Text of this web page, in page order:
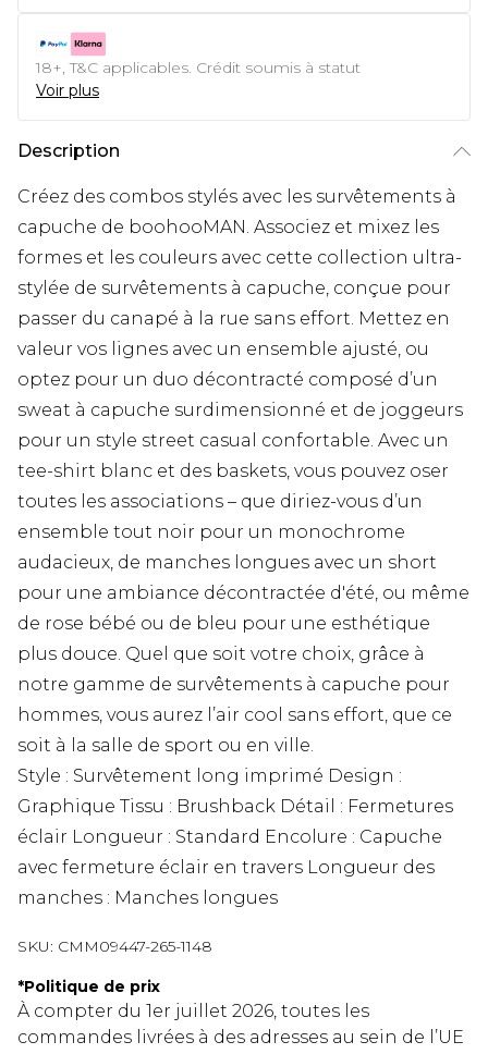
18+, T&C applicables. Crédit soumis à statut
Voir plus
Description
Créez des combos stylés avec les survêtements à
capuche de boohooMAN. Associez et mixez les
formes et les couleurs avec cette collection ultra-
stylée de survêtements à capuche, conçue pour
passer du canapé à la rue sans effort. Mettez en
valeur vos lignes avec un ensemble ajusté, ou
optez pour un duo décontracté composé d’un
sweat à capuche surdimensionné et de joggeurs
pour un style street casual confortable. Avec un
tee-shirt blanc et des baskets, vous pouvez oser
toutes les associations – que diriez-vous d’un
ensemble tout noir pour un monochrome
audacieux, de manches longues avec un short
pour une ambiance décontractée d'été, ou même
de rose bébé ou de bleu pour une esthétique
plus douce. Quel que soit votre choix, grâce à
notre gamme de survêtements à capuche pour
hommes, vous aurez l’air cool sans effort, que ce
soit à la salle de sport ou en ville.
Style : Survêtement long imprimé Design :
Graphique Tissu : Brushback Détail : Fermetures
éclair Longueur : Standard Encolure : Capuche
avec fermeture éclair en travers Longueur des
manches : Manches longues
SKU: CMM09447-265-1148
*Politique de prix
À compter du 1er juillet 2026, toutes les
commandes livrées à des adresses au sein de l’UE